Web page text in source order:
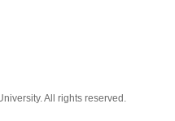
All rights reserved.